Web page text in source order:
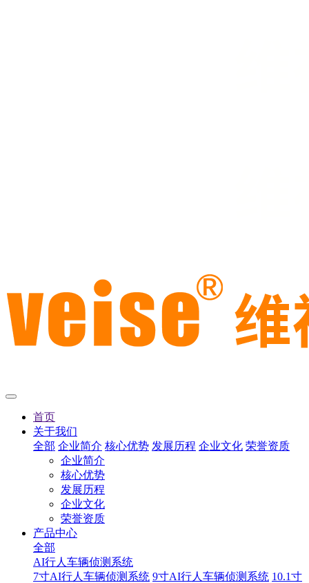
首页
关于我们
全部 企业简介 核心优势 发展历程 企业文化 荣誉资质
企业简介
核心优势
发展历程
企业文化
荣誉资质
产品中心
全部
AI行人车辆侦测系统
7寸AI行人车辆侦测系统 9寸AI行人车辆侦测系统 10.1寸